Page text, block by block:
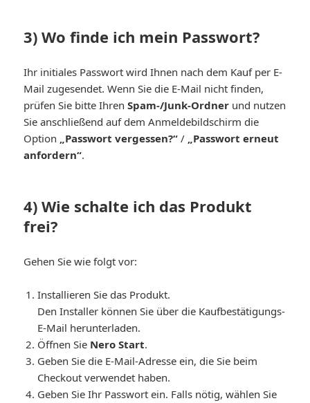
3) Wo finde ich mein Passwort?
Ihr initiales Passwort wird Ihnen nach dem Kauf per E-
Mail zugesendet. Wenn Sie die E-Mail nicht finden,
prüfen Sie bitte IhrenSpam-/Junk-Ordner und nutzen
Sie anschließend auf dem Anmeldebildschirm die
Option „Passwort vergessen?“ / „Passwort erneut
anfordern“.
4) Wie schalte ich das Produkt
frei?
Gehen Sie wie folgt vor:
Installieren Sie das Produkt.
Den Installer können Sie über die Kaufbestätigungs-
E-Mail herunterladen.
Öffnen Sie Nero Start.
Geben Sie die E-Mail-Adresse ein, die Sie beim
Checkout verwendet haben.
Geben Sie Ihr Passwort ein. Falls nötig, wählen Sie